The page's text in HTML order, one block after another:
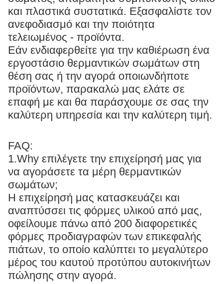
και πλαστικά συστατικά. Εξασφαλίστε τον
ανεφοδιασμό και την ποιότητα
τελειωμένος - προϊόντα.
Εάν ενδιαφερθείτε για την καθιέρωση ένα
εργοστάσιο θερμαντικών σωμάτων στη
θέση σας ή την αγορά οποιωνδήποτε
προϊόντων, παρακαλώ μας ελάτε σε
επαφή με και θα παράσχουμε σε σας την
καλύτερη υπηρεσία και την καλύτερη τιμή.
FAQ:
1.Why επιλέγετε την επιχείρησή μας για
να αγοράσετε τα μέρη θερμαντικών
σωμάτων;
Η επιχείρησή μας κατασκευάζει και
αναπτύσσει τις φόρμες υλικού από μας,
οφείλουμε πάνω από 200 διαφορετικές
φόρμες προδιαγραφών των επικεφαλής
πιάτων, το οποίο καλύπτει το μεγαλύτερο
μέρος του καυτού προτύπου αυτοκινήτων
πώλησης στην αγορά.